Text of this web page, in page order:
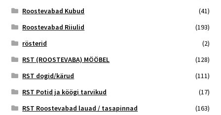
Roostevabad Kubud
(41)
Roostevabad Riiulid
(193)
rösterid
(2)
RST (ROOSTEVABA) MÖÖBEL
(128)
RST dogid/kärud
(111)
RST Potid ja köögi tarvikud
(17)
RST Roostevabad lauad / tasapinnad
(163)